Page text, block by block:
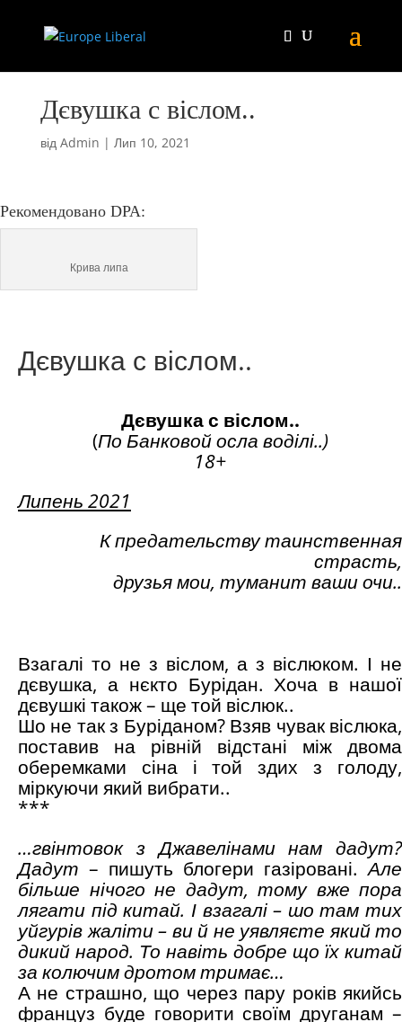
Дєвушка с віслом..
від Admin | Лип 10, 2021
Рекомендовано DPA:
Крива липа
Дєвушка с віслом..
Дєвушка с віслом..
(По Банковой осла воділі..)
18+
Липень 2021
К предательству таинственная
страсть,
друзья мои, туманит ваши очи..
Взагалі то не з віслом, а з віслюком. І не
дєвушка, а нєкто Бурідан. Хоча в нашої
дєвушкі також – ще той віслюк..
Шо не так з Буріданом? Взяв чувак віслюка,
поставив на рівній відстані між двома
оберемками сіна і той здих з голоду,
міркуючи який вибрати..
***
…гвінтовок з Джавелінами нам дадут?
Дадут – пишуть блогери газіровані.Але
більше нічого не дадут, тому вже пора
лягати під китай. І взагалі – шо там тих
уйгурів жаліти – ви й не уявляєте який то
дикий народ. То навіть добре що їх китай
за колючим дротом тримає…
А не страшно, що через пару років якийсь
француз буде говорити своїм друганам –